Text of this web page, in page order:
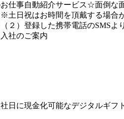
仕事自動紹介サービス☆面倒な
土日祝はお時間を頂戴する場合
（２）登録した携帯電話のSMS
社のご案内
日に現金化可能なデジタルギフ